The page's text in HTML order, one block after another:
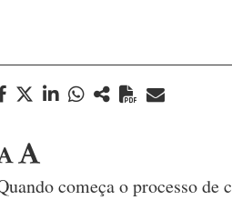
começa o processo